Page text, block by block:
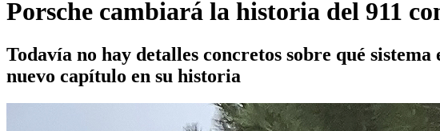
Porsche cambiará la historia del 911
Todavía no hay detalles concretos sobre qué
nuevo capítulo en su historia